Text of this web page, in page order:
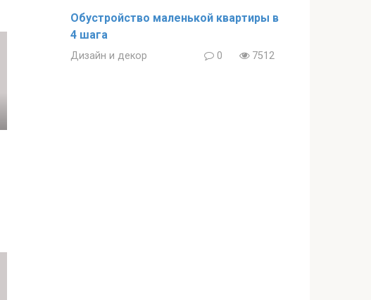
Обустройство маленькой квартиры в
4 шага
Дизайн и декор 0 7512